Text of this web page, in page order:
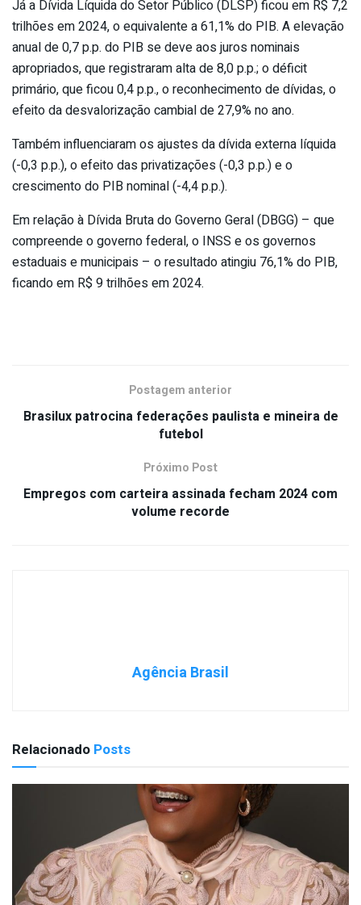
Já a Dívida Líquida do Setor Público (DLSP) ficou em R$ 7,2
trilhões em 2024, o equivalente a 61,1% do PIB. A elevação
anual de 0,7 p.p. do PIB se deve aos juros nominais
apropriados, que registraram alta de 8,0 p.p.; o déficit
primário, que ficou 0,4 p.p., o reconhecimento de dívidas, o
efeito da desvalorização cambial de 27,9% no ano.
Também influenciaram os ajustes da dívida externa líquida
(-0,3 p.p.), o efeito das privatizações (-0,3 p.p.) e o
crescimento do PIB nominal (-4,4 p.p.).
Em relação à Dívida Bruta do Governo Geral (DBGG) – que
compreende o governo federal, o INSS e os governos
estaduais e municipais – o resultado atingiu 76,1% do PIB,
ficando em R$ 9 trilhões em 2024.
Postagem anterior
Brasilux patrocina federações paulista e mineira de
futebol
Próximo Post
Empregos com carteira assinada fecham 2024 com
volume recorde
Agência Brasil
Relacionado Posts